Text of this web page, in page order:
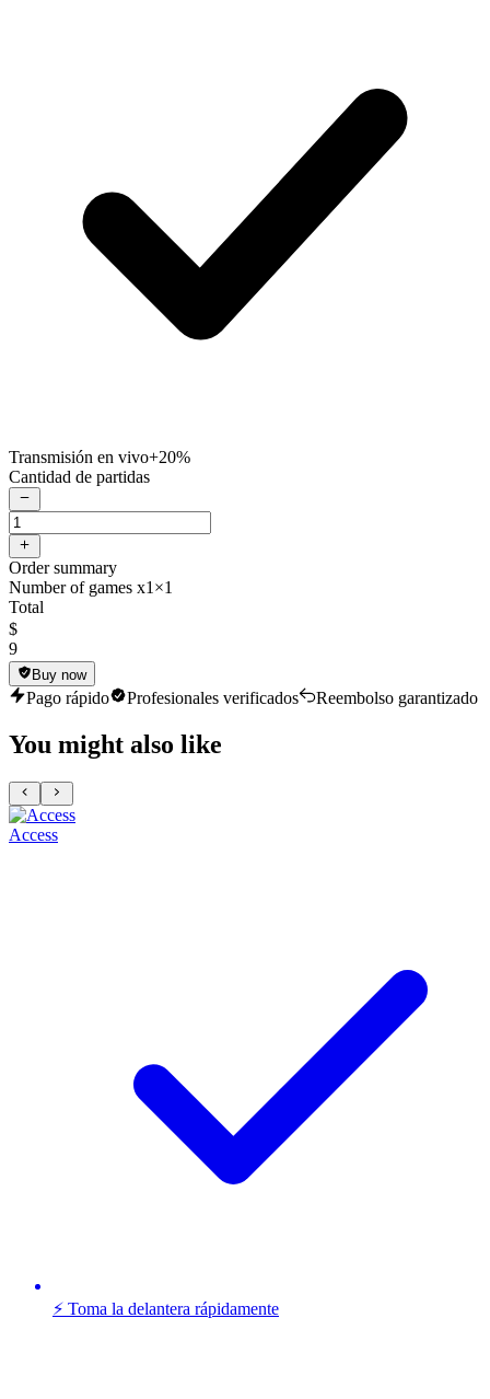
Transmisión en vivo+20%
Cantidad de partidas
Order summary
Number of games x1×1
Total
$
9
Buy now
Pago rápido Profesionales verificados Reembolso garantizado
You might also like
Access
⚡ Toma la delantera rápidamente